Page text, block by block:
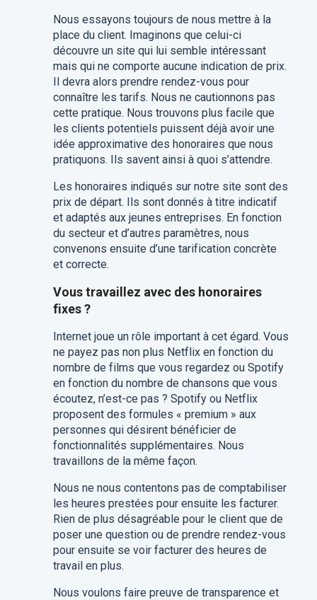
Nous essayons toujours de nous mettre à la
place du client. Imaginons que celui-ci
découvre un site qui lui semble intéressant
mais qui ne comporte aucune indication de prix.
Il devra alors prendre rendez-vous pour
connaître les tarifs. Nous ne cautionnons pas
cette pratique. Nous trouvons plus facile que
les clients potentiels puissent déjà avoir une
idée approximative des honoraires que nous
pratiquons. Ils savent ainsi à quoi s’attendre.
Les honoraires indiqués sur notre site sont des
prix de départ. Ils sont donnés à titre indicatif
et adaptés aux jeunes entreprises. En fonction
du secteur et d’autres paramètres, nous
convenons ensuite d’une tarification concrète
et correcte.
Vous travaillez avec des honoraires
fixes ?
Internet joue un rôle important à cet égard. Vous
ne payez pas non plus Netflix en fonction du
nombre de films que vous regardez ou Spotify
en fonction du nombre de chansons que vous
écoutez, n’est-ce pas ? Spotify ou Netflix
proposent des formules « premium » aux
personnes qui désirent bénéficier de
fonctionnalités supplémentaires. Nous
travaillons de la même façon.
Nous ne nous contentons pas de comptabiliser
les heures prestées pour ensuite les facturer.
Rien de plus désagréable pour le client que de
poser une question ou de prendre rendez-vous
pour ensuite se voir facturer des heures de
travail en plus.
Nous voulons faire preuve de transparence et